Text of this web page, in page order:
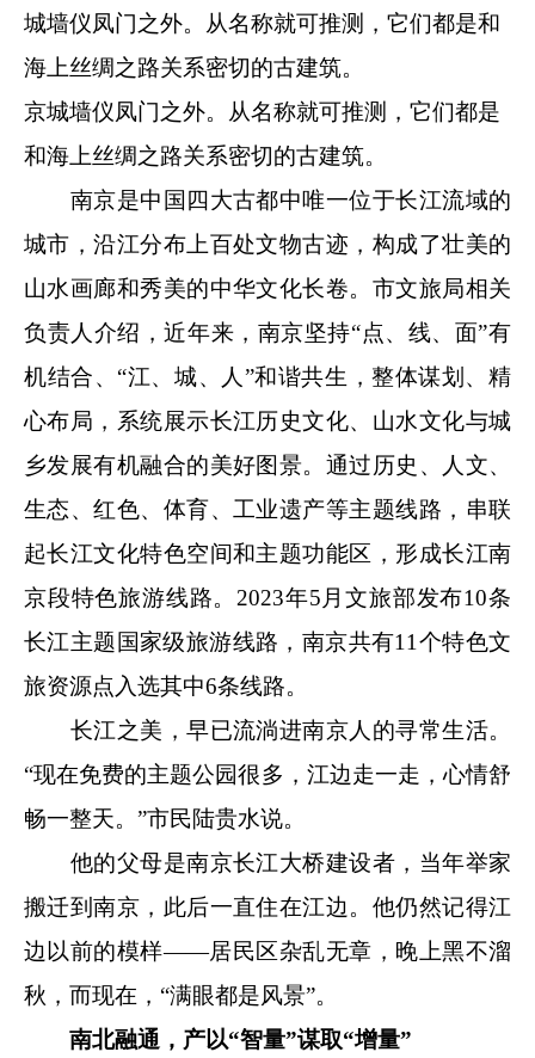
京城墙仪凤门之外。从名称就可推测，它们都是
和海上丝绸之路关系密切的古建筑。
南京是中国四大古都中唯一位于长江流域的
城市，沿江分布上百处文物古迹，构成了壮美的
山水画廊和秀美的中华文化长卷。市文旅局相关
负责人介绍，近年来，南京坚持“点、线、面”有
机结合、“江、城、人”和谐共生，整体谋划、精
心布局，系统展示长江历史文化、山水文化与城
乡发展有机融合的美好图景。通过历史、人文、
生态、红色、体育、工业遗产等主题线路，串联
起长江文化特色空间和主题功能区，形成长江南
京段特色旅游线路。2023年5月文旅部发布10条
长江主题国家级旅游线路，南京共有11个特色文
旅资源点入选其中6条线路。
长江之美，早已流淌进南京人的寻常生活。
“现在免费的主题公园很多，江边走一走，心情舒
畅一整天。”市民陆贵水说。
他的父母是南京长江大桥建设者，当年举家
搬迁到南京，此后一直住在江边。他仍然记得江
边以前的模样——居民区杂乱无章，晚上黑不溜
秋，而现在，“满眼都是风景”。
南北融通，产以“智量”谋取“增量”